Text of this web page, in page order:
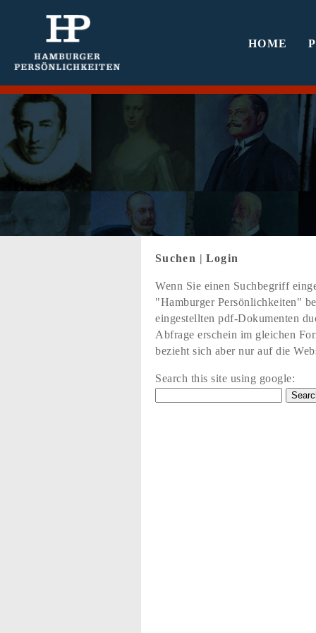
HOME
Suchen | Login
Wenn Sie einen Suchbegriff
"Hamburger Persönlichkeiten"
eingestellten pdf-Dokumenten
Abfrage erschein im gleichen
bezieht sich aber nur auf die
Search this site using google: